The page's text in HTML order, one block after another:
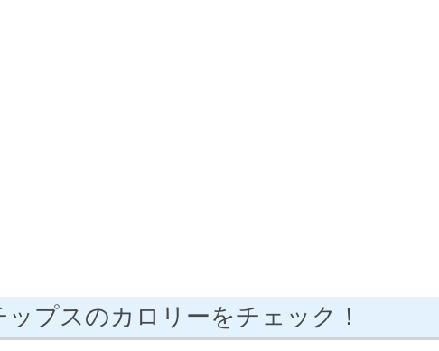
プスのカロリーをチェック！